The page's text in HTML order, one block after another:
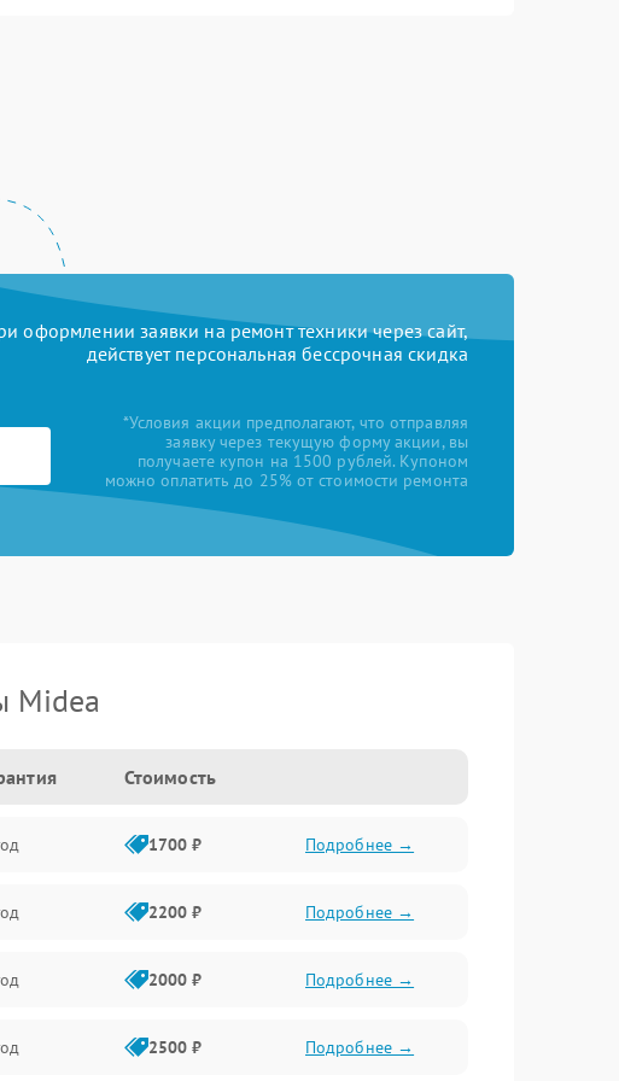
оформлении заявки на ремонт техники через сайт,
действует персональная бессрочная скидка
*Условия акции предполагают, что отправляя
заявку через текущую форму акции, вы
получаете купон на 1500 рублей. Купоном
можно оплатить до 25% от стоимости ремонта
Midea
Стоимость
1700 ₽ Подробнее →
2200 ₽ Подробнее →
2000 ₽ Подробнее →
2500 ₽ Подробнее →